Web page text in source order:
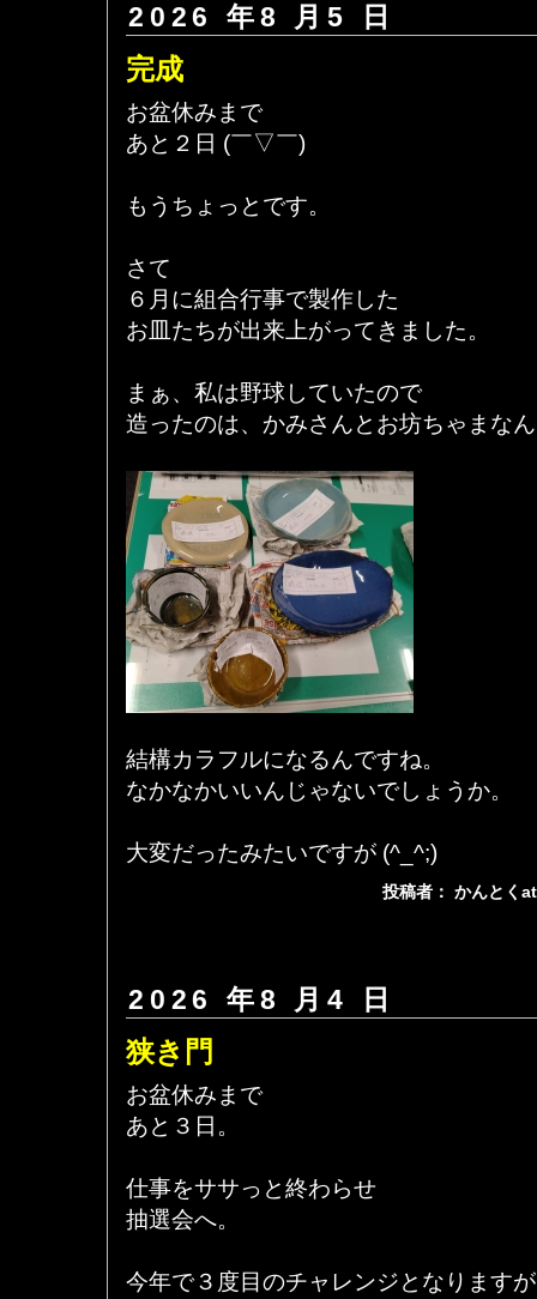
2026 年8 月5 日
完成
お盆休みまで
あと２日 (￣▽￣)
もうちょっとです。
さて
６月に組合行事で製作した
お皿たちが出来上がってきました。
まぁ、私は野球していたので
造ったのは、かみさんとお坊ちゃまな
結構カラフルになるんですね。
なかなかいいんじゃないでしょうか。
大変だったみたいですが (^_^;)
投稿者： かんとく
2026 年8 月4 日
狭き門
お盆休みまで
あと３日。
仕事をササっと終わらせ
抽選会へ。
今年で３度目のチャレンジとなりますが